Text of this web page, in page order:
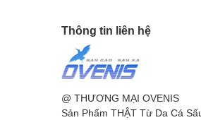
Thông tin liên hệ
@ THƯƠNG MẠI OVENIS
Sản Phẩm THẬT Từ Da Cá